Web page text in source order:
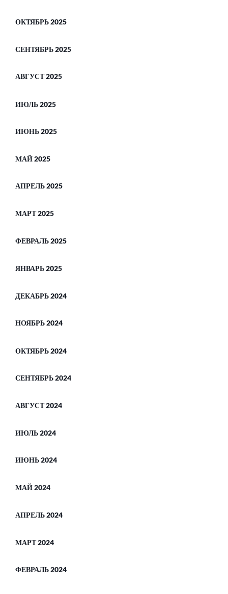
ОКТЯБРЬ 2025
СЕНТЯБРЬ 2025
АВГУСТ 2025
ИЮЛЬ 2025
ИЮНЬ 2025
МАЙ 2025
АПРЕЛЬ 2025
МАРТ 2025
ФЕВРАЛЬ 2025
ЯНВАРЬ 2025
ДЕКАБРЬ 2024
НОЯБРЬ 2024
ОКТЯБРЬ 2024
СЕНТЯБРЬ 2024
АВГУСТ 2024
ИЮЛЬ 2024
ИЮНЬ 2024
МАЙ 2024
АПРЕЛЬ 2024
МАРТ 2024
ФЕВРАЛЬ 2024